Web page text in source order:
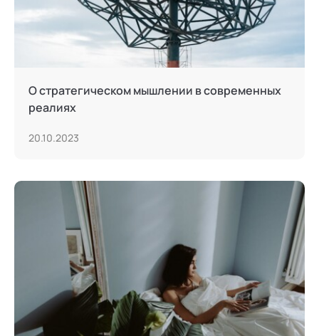
О стратегическом мышлении в современных
реалиях
20.10.2023